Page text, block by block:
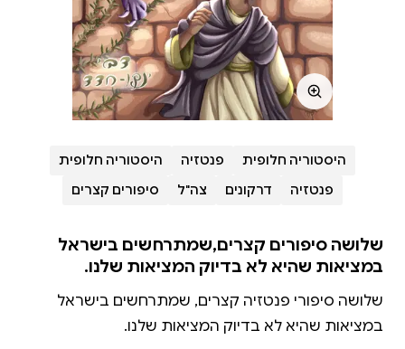
היסטוריה חלופית פנטזיה
היסטוריה חלופית
פנטזיה
דרקונים צה"ל סיפורים קצרים
שלושה סיפורים קצרים,שמתרחשים בישראל
במציאות שהיא לא בדיוק המציאות שלנו.
שלושה סיפורי פנטזיה קצרים, שמתרחשים בישראל